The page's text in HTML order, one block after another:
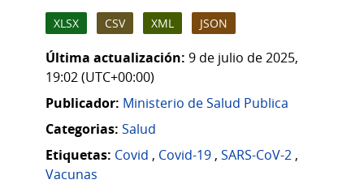
XLSX CSV XML JSON
Última actualización: 9 de julio de 2025,
19:02 (UTC+00:00)
Publicador: Ministerio de Salud Publica
Categorias: Salud
Etiquetas: Covid , Covid-19 , SARS-CoV-2 ,
Vacunas